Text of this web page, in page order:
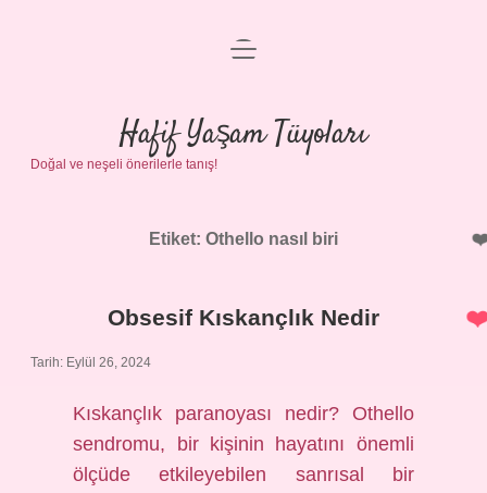
Anasayfa
Gizlilik Politikası
Yasal Uyarı
menüyü
Hafif Yaşam Tüyoları
Doğal ve neşeli önerilerle tanış!
Etiket: Othello nasıl biri
Obsesif Kıskançlık Nedir
Tarih: Eylül 26, 2024
Kıskançlık paranoyası nedir? Othello
sendromu, bir kişinin hayatını önemli
ölçüde etkileyebilen sanrısal bir